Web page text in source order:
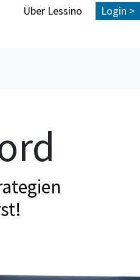
Über Lessino Login >